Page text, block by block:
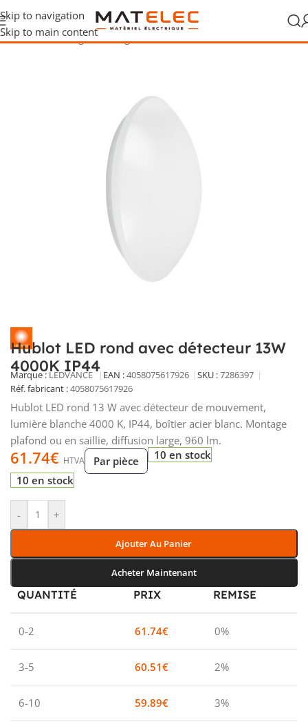
Skip to navigation
Skip to main content
Accueil/Éclairage/Éclairage intérieur/Plafonniers
Hublot LED rond avec détecteur 13W
4000K IP44
Marque : LEDVANCE EAN :4058075617926 SKU :7286397
Réf. fabricant :4058075617926
Hublot LED rond 13 W avec détecteur de mouvement,
lumière blanche 4000 K, IP44, boîtier acier blanc. Montage
plafond ou en saillie, diffusion large, 960 lm.
61.74€ HTVA Par pièce
10 en stock
10 en stock
- +
Ajouter Au Panier
Acheter Maintenant
QUANTITÉ PRIX REMISE
0-2 61.74€ 0%
3-5 60.51€ 2%
6-10 59.89€ 3%